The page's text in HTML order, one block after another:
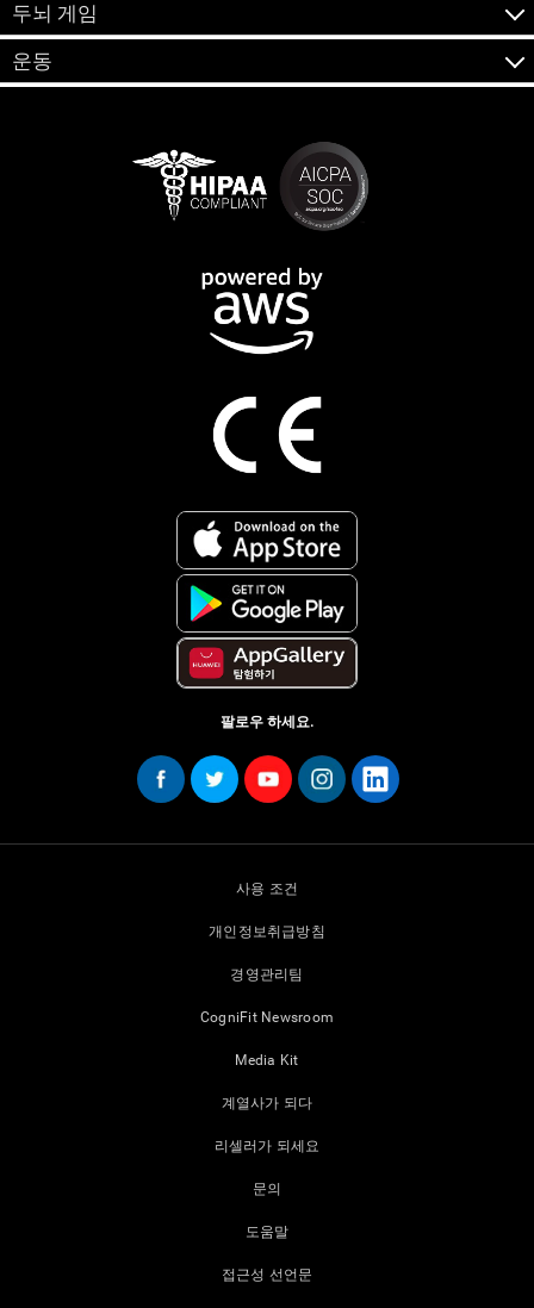
두뇌 게임
운동
팔로우 하세요.
사용 조건
개인정보취급방침
경영관리팀
CogniFit Newsroom
Media Kit
계열사가 되다
리셀러가 되세요
문의
도움말
접근성 선언문